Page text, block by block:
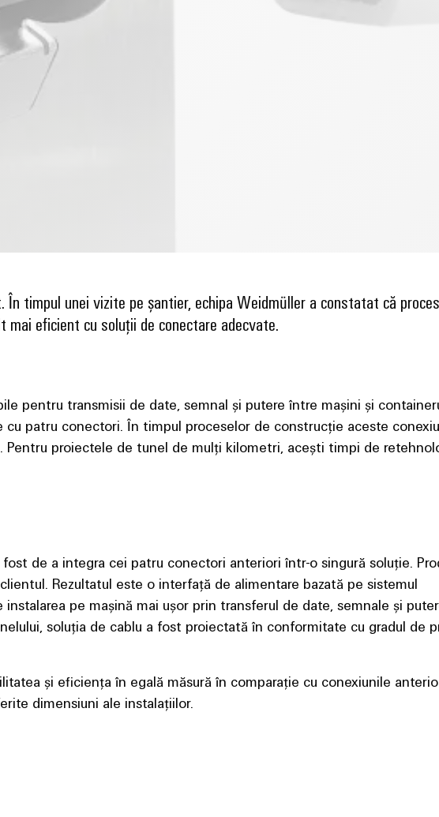
timpul unei vizite pe șantier, echipa Weidmüller a constatat că
eficient cu soluții de conectare adecvate.
pentru transmisii de date, semnal și putere între mașini și
patru conectori. În timpul proceselor de construcție aceste
proiectele de tunel de mulți kilometri, acești timpi de
de a integra cei patru conectori anteriori într-o singură soluție.
Rezultatul este o interfață de alimentare bazată pe sistemul
pe mașină mai ușor prin transferul de date, semnale și
soluția de cablu a fost proiectată în conformitate cu gradul de
și eficiența în egală măsură în comparație cu conexiunile
dimensiuni ale instalațiilor.